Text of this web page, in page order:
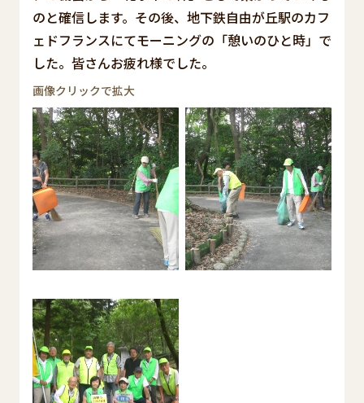
のと確信します。その後、地下鉄自由が丘駅のカフ
ェドフランスにてモーニングの「憩いのひと時」で
した。皆さんお疲れ様でした。
画像クリックで拡大